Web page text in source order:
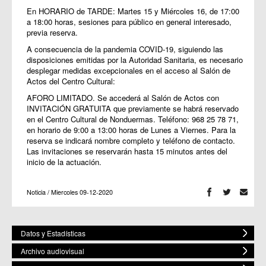
En HORARIO de TARDE: Martes 15 y Miércoles 16, de 17:00
a 18:00 horas, sesiones para público en general interesado,
previa reserva.
A consecuencia de la pandemia COVID-19, siguiendo las
disposiciones emitidas por la Autoridad Sanitaria, es necesario
desplegar medidas excepcionales en el acceso al Salón de
Actos del Centro Cultural:
AFORO LIMITADO. Se accederá al Salón de Actos con
INVITACIÓN GRATUITA que previamente se habrá reservado
en el Centro Cultural de Nonduermas. Teléfono: 968 25 78 71,
en horario de 9:00 a 13:00 horas de Lunes a Viernes. Para la
reserva se indicará nombre completo y teléfono de contacto.
Las invitaciones se reservarán hasta 15 minutos antes del
inicio de la actuación.
Noticia / Miercoles 09-12-2020
Datos y Estadísticas
Archivo audiovisual